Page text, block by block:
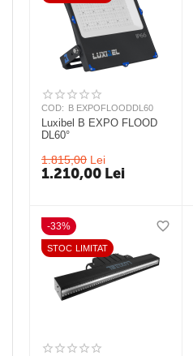
COD: B EXPOFLOODDL60
Luxibel B EXPO FLOOD
DL60°
1.815,00 Lei
1.210,00 Lei
-33%
STOC LIMITAT